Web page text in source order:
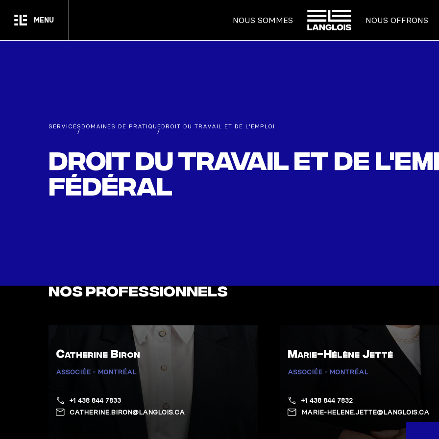
MENU NOUS SOMMES
ACCUEIL
NOUS OFFRONS
SERVICES
/
DOMAINES DE PRATIQUE
/
DROIT DU TRAVAIL ET DE L'EMPLOI
Droit du travail et de
fédéral
Nos professionnels
Catherine Biron
ASSOCIÉE - MONTRÉAL
+1 438 844 7833
CATHERINE.BIRON@LANGLOIS.CA
Marie-Hélène Jetté
ASSOCIÉE - MONTRÉAL
+1 438 844 7832
MARIE-HELENE.JETTE@LANGLOIS.CA